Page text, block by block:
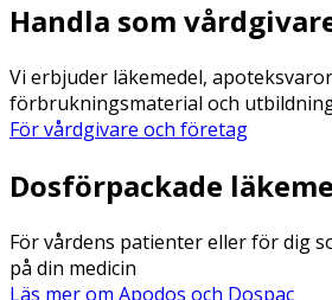
Handla som
Vi erbjuder läkemedel,
förbrukningsmaterial och
För vårdgivare och företag
Dosförpackade
För vårdens patienter eller för dig
på din medicin
Läs mer om Apodos och Dospac